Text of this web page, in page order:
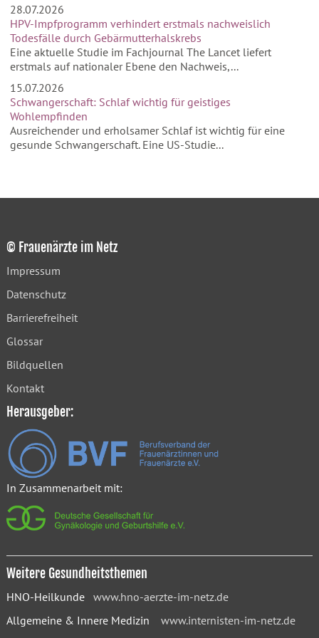
28.07.2026
HPV-Impfprogramm verhindert erstmals nachweislich
Todesfälle durch Gebärmutterhalskrebs
Eine aktuelle Studie im Fachjournal The Lancet liefert
erstmals auf nationaler Ebene den Nachweis,...
15.07.2026
Schwangerschaft: Schlaf wichtig für geistiges
Wohlempfinden
Ausreichender und erholsamer Schlaf ist wichtig für eine
gesunde Schwangerschaft. Eine US-Studie...
© Frauenärzte im Netz
Impressum
Datenschutz
Barrierefreiheit
Glossar
Bildquellen
Kontakt
Herausgeber:
In Zusammenarbeit mit:
Weitere Gesundheitsthemen
HNO-Heilkunde www.hno-aerzte-im-netz.de
Allgemeine & Innere Medizin www.internisten-im-netz.de